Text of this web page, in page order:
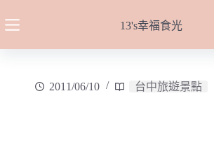
至
13's幸福食光
2011/06/10 台中旅遊景點